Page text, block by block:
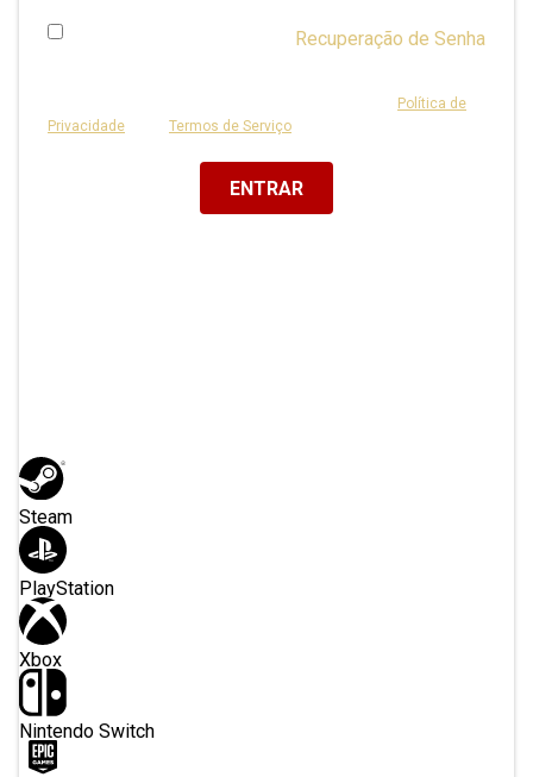
Recuperação de Senha
Política de
Privacidade
Termos de Serviço
Steam
PlayStation
Xbox
Nintendo Switch